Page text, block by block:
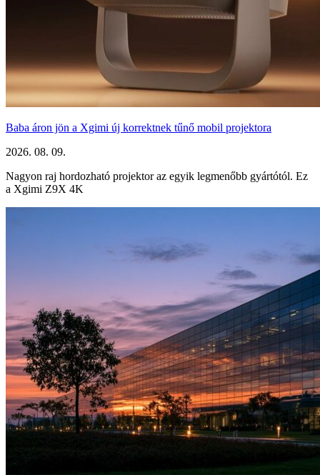
Baba áron jön a Xgimi új korrektnek tűnő mobil projektora
2026. 08. 09.
Nagyon raj hordozható projektor az egyik legmenőbb gyártótól. Ez
a Xgimi Z9X 4K